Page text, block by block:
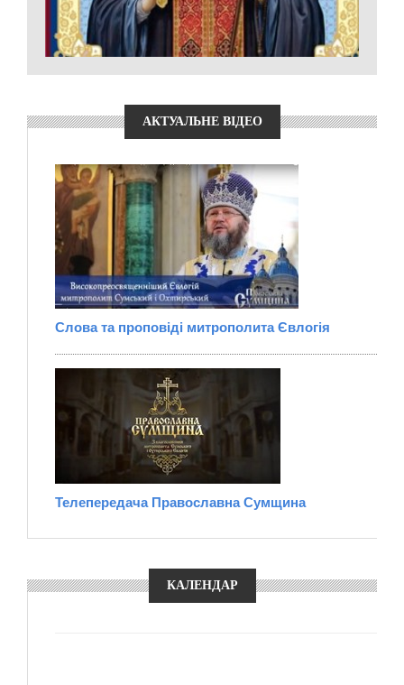
АКТУАЛЬНЕ ВІДЕО
Слова та проповіді митрополита Євлогія
Телепередача Православна Сумщина
КАЛЕНДАР